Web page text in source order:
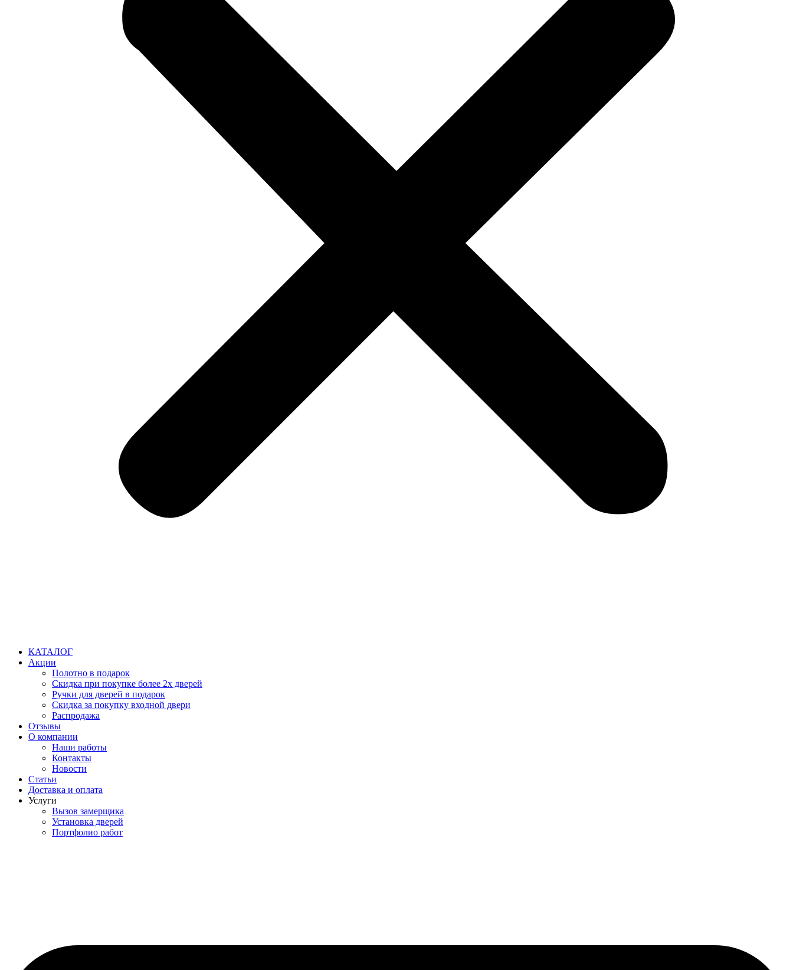
КАТАЛОГ
Акции
Полотно в подарок
Скидка при покупке более 2х дверей
Ручки для дверей в подарок
Скидка за покупку входной двери
Распродажа
Отзывы
О компании
Наши работы
Контакты
Новости
Статьи
Доставка и оплата
Услуги
Вызов замерщика
Установка дверей
Портфолио работ